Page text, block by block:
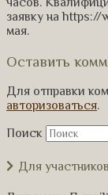
заявку на
мая.
Оставить
Для отправки
авторизоваться.
Поиск
Для участников